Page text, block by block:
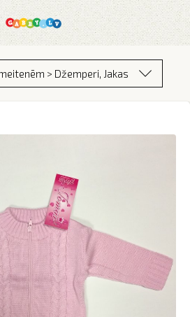
Apģērbi puikām un meitenēm > Džemperi, Jakas